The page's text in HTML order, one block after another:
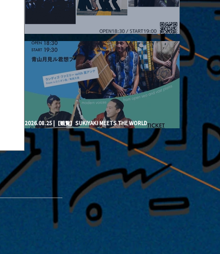
2026.08.20 |【観覧】月見ル君想フpre. “Brand New Moon #3”
2026.08.25 |【観覧】SUKIYAKI MEETS THE WORLD
presentsLINDIGO FAMILY with ANNA SATO, ODUCHU modern
voices from open sea and vast plains